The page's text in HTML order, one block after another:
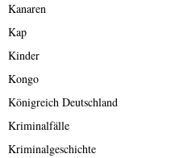
Kanaren
Kap
Kinder
Kongo
Königreich Deutschland
Kriminalfälle
Kriminalgeschichte